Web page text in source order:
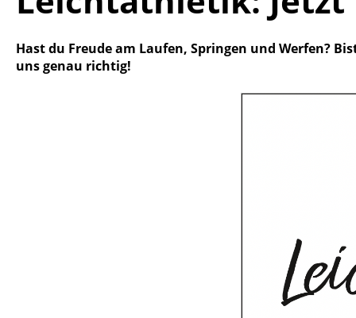
Hast du Freude am Laufen, Springen und Werfen?
uns genau richtig!